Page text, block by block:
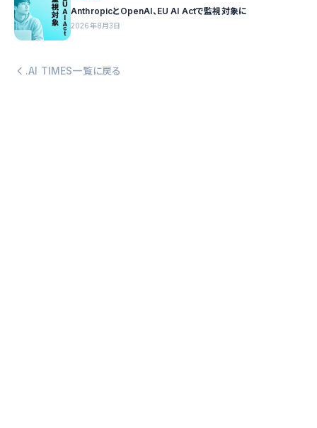
AnthropicとOpenAI、EU AI Actで監視対象に
2026年8月3日
.AI TIMES一覧に戻る